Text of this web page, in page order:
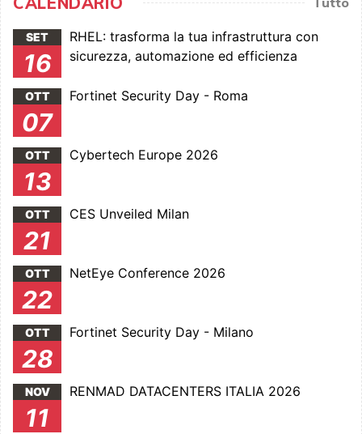
SET
16
RHEL: trasforma la tua infrastruttura con
sicurezza, automazione ed efficienza
OTT
07
Fortinet Security Day - Roma
OTT
13
Cybertech Europe 2026
OTT
21
CES Unveiled Milan
OTT
22
NetEye Conference 2026
OTT
28
Fortinet Security Day - Milano
NOV
11
RENMAD DATACENTERS ITALIA 2026